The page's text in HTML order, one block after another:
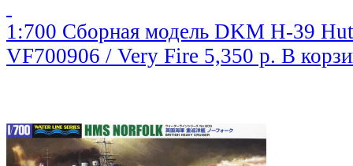
1:700 Сборная модель DKM H-39
VF700906 / Very Fire 5,350 р. В